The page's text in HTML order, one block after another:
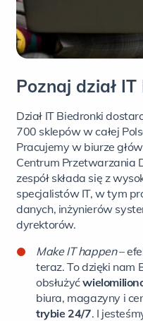
Poznaj dział
Dział IT Biedronki
700 sklepów w całej
Pracujemy w biurze
Centrum Przetwarzania
zespół składa się z
specjalistów IT, w tym
danych, inżynierów
dyrektorów.
Make IT happen–
teraz. To dzięki nam
obsłużyć
biura, magazyny i
trybie 24/7. I